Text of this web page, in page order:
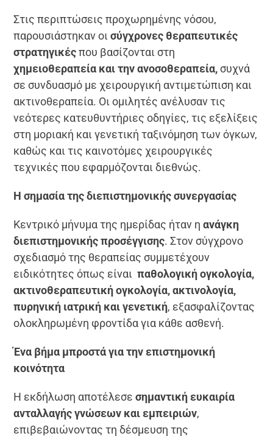
Στις περιπτώσεις προχωρημένης νόσου,
παρουσιάστηκαν οισύγχρονες θεραπευτικές
στρατηγικέςπου βασίζονται στη
χημειοθεραπεία και την ανοσοθεραπεία, συχνά
σε συνδυασμό με χειρουργική αντιμετώπιση και
ακτινοθεραπεία. Οι ομιλητές ανέλυσαν τις
νεότερες κατευθυντήριες οδηγίες, τις εξελίξεις
στη μοριακή και γενετική ταξινόμηση των όγκων,
καθώς και τις καινοτόμες χειρουργικές
τεχνικές που εφαρμόζονται διεθνώς.
Η σημασία της διεπιστημονικής συνεργασίας
Κεντρικό μήνυμα της ημερίδας ήταν ηανάγκη
διεπιστημονικής προσέγγισης. Στον σύγχρονο
σχεδιασμό της θεραπείας συμμετέχουν
ειδικότητες όπως είναιπαθολογική ογκολογία,
ακτινοθεραπευτική ογκολογία, ακτινολογία,
πυρηνική ιατρική και γενετική, εξασφαλίζοντας
ολοκληρωμένη φροντίδα για κάθε ασθενή.
Ένα βήμα μπροστά για την επιστημονική
κοινότητα
Η εκδήλωση αποτέλεσεσημαντική ευκαιρία
ανταλλαγής γνώσεων και εμπειριών,
επιβεβαιώνοντας τη δέσμευση της